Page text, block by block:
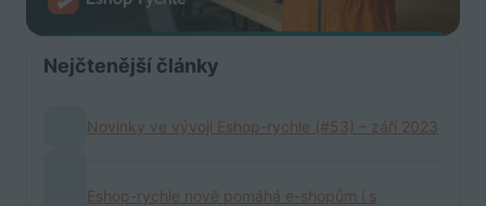
Nejčtenější články
Novinky ve vývoji Eshop-rychle (#53) – září 2023
Eshop-rychle nově pomáhá e-shopům i s